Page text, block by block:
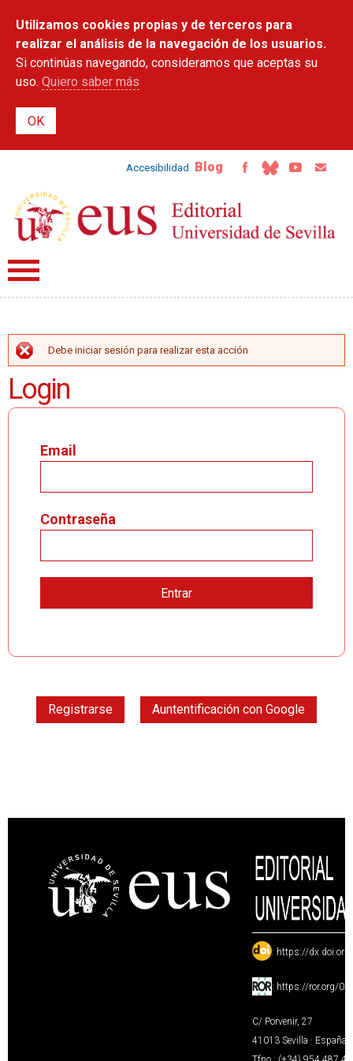
contenido
principal
Utilizamos cookies propias y de terceros para
realizar el análisis de la navegación de los usuarios.
Si continúas navegando, consideramos que aceptas su
uso. Quiero saber más
Accesibilidad Blog
MENSAJE DE ERROR
Debe iniciar sesión para realizar esta acción
Login
Email
Contraseña
Registrarse Auntentificación con Google
: https://
: https://ror.org/
C/ Porvenir, 27
41013 Sevilla · España